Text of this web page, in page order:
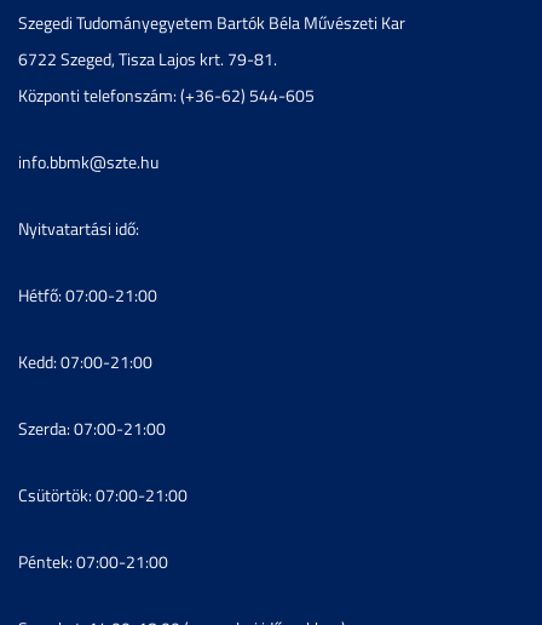
Szegedi Tudományegyetem Bartók Béla Művészeti Kar
6722 Szeged, Tisza Lajos krt. 79-81.
Központi telefonszám: (+36-62) 544-605
info.bbmk@szte.hu
Nyitvatartási idő:
Hétfő: 07:00-21:00
Kedd: 07:00-21:00
Szerda: 07:00-21:00
Csütörtök: 07:00-21:00
Péntek: 07:00-21:00